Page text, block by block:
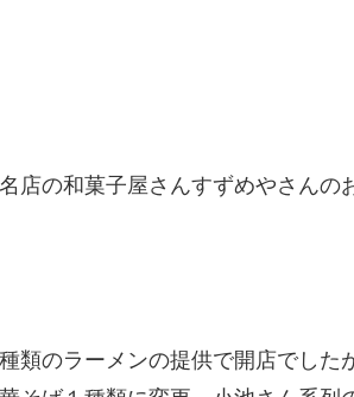
店の和菓子屋さんすずめやさんの
類のラーメンの提供で開店でした